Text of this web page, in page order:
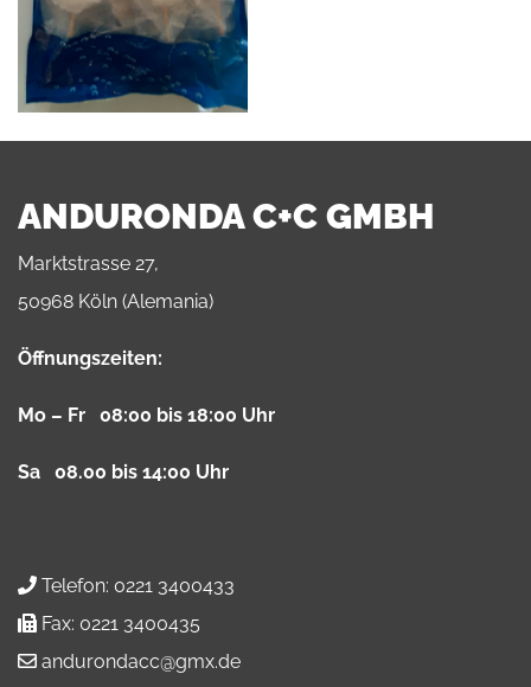
ANDURONDA C+C GMBH
Marktstrasse 27,
50968 Köln (Alemania)
Öffnungszeiten:
Mo – Fr 08:00 bis 18:00 Uhr
Sa 08.00 bis 14:00 Uhr
Telefon: 0221 3400433
Fax: 0221 3400435
andurondacc@gmx.de